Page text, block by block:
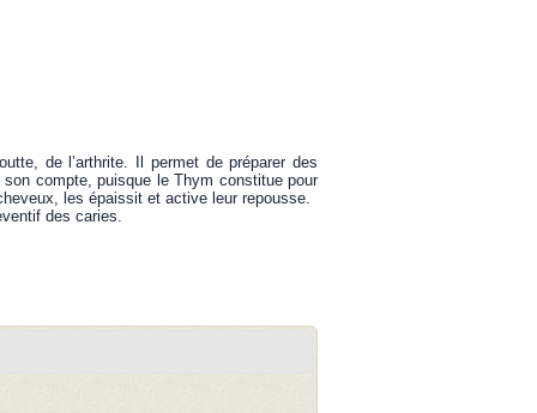
de l’arthrite. Il permet de préparer des
compte, puisque le Thym constitue pour
les épaissit et active leur repousse.
des caries.